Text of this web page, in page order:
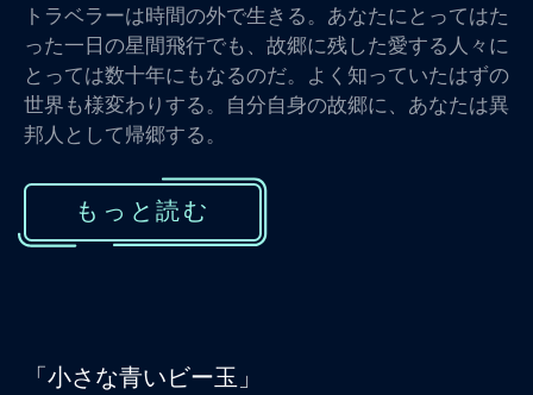
トラベラーは時間の外で生きる。あなたにとってはた
った一日の星間飛行でも、故郷に残した愛する人々に
とっては数十年にもなるのだ。よく知っていたはずの
世界も様変わりする。自分自身の故郷に、あなたは異
邦人として帰郷する。
もっと読む
「小さな青いビー玉」